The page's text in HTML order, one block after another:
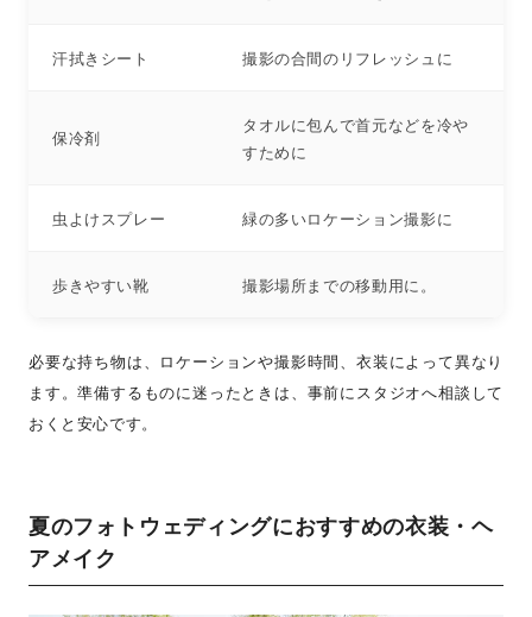
汗拭きシート 撮影の合間のリフレッシュに
保冷剤
タオルに包んで首元などを冷や
すために
虫よけスプレー 緑の多いロケーション撮影に
歩きやすい靴 撮影場所までの移動用に。
必要な持ち物は、ロケーションや撮影時間、衣装によって異なり
ます。準備するものに迷ったときは、事前にスタジオへ相談して
おくと安心です。
夏のフォトウェディングにおすすめの衣装・ヘ
アメイク